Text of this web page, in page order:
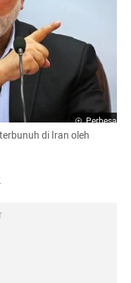
Perbesar
di Iran oleh